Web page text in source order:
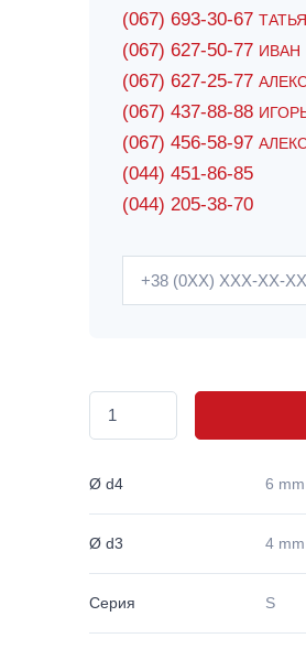
(067) 693-30-67
(067) 627-50-77 ИВАН
(067) 627-25-77
(067) 437-88-88
(067) 456-58-97
(044) 451-86-85
(044) 205-38-70
Ø d4 6 mm
Ø d3 4 mm
Серия S